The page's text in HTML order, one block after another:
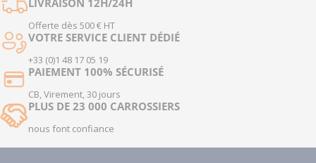
Offerte dès 500 € HT
VOTRE SERVICE CLIENT DÉDIÉ
+33 (0)1 48 17 05 19
PAIEMENT 100% SÉCURISÉ
CB, Virement, 30 jours
PLUS DE 23 000 CARROSSIERS
nous font confiance